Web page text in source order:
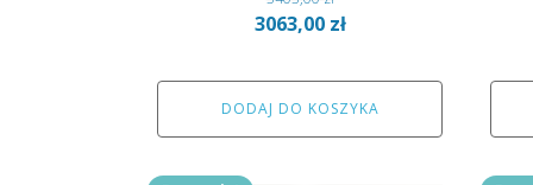
Pierwotna
wynosiła:
3403,00 zł.
3063,00 złAktualna
wynosi:
3063,00 zł.
DODAJ DO KOSZYKA